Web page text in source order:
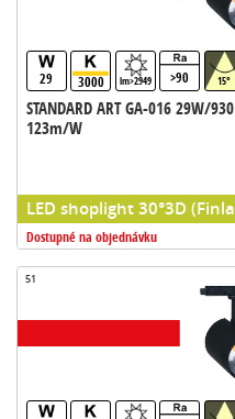
29 3000 lm>2949 >90 15°
STANDARD ART GA-016 29W/
123m/W
LED shoplight 30°3D
Dostupné na objednávku
51